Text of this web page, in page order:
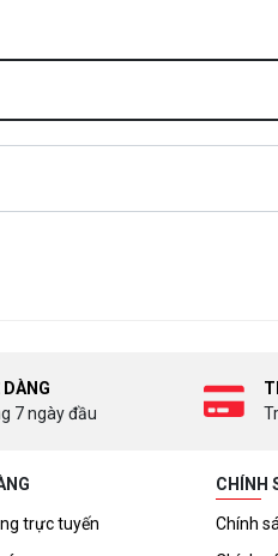
7 ngày đầu
trực tuyến
CHÍNH
Chính